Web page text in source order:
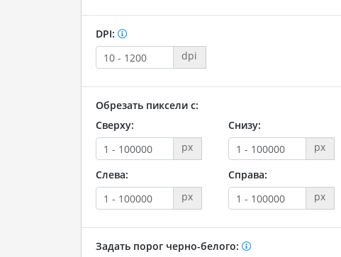
DPI:
dpi
Обрезать пиксели с:
Сверху:
px
Снизу:
px
Слева:
px
Справа:
px
Задать порог черно-белого: